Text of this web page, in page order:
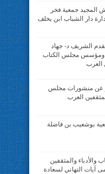
المجيد جمعية فخر
دار الشباب ابن يخلف
الشريف د- جهاد
ومؤسس مجلس الكتاب
العرب
عن منشورات مجلس
العرب
بوشعيب بن فاضلة
والمثقفين
آيات التهاني لسعادة